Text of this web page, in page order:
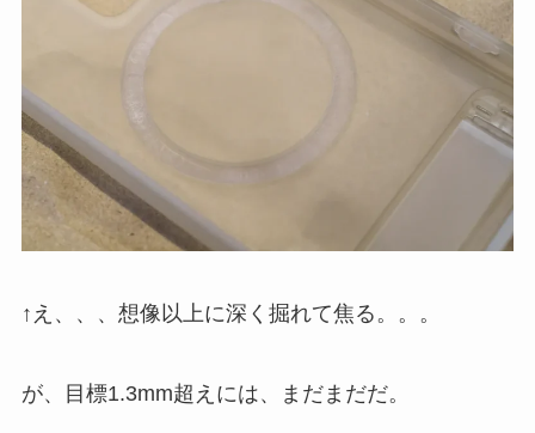
↑え、、、想像以上に深く掘れて焦る。。。
が、目標1.3mm超えには、まだまだだ。